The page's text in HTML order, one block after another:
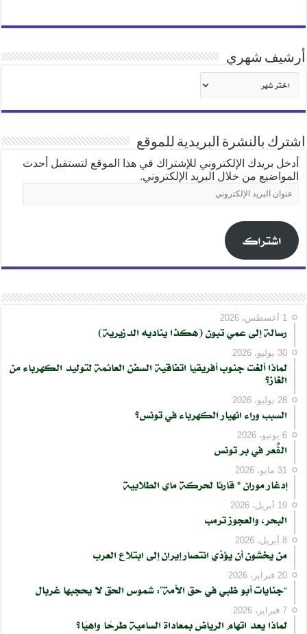
أرشيف شهري
شهري
اشترك بالنشرة البريدية للموقع
أدخل بريدك الإلكتروني للإشتراك في هذا الموقع لتستقبل أحدث
المواضيع من خلال البريد الإلكتروني.
عنوان
البريد
اشتراك
1 أغسطس، 2026
رسالة إلى عمي تبون (هكذا يناديه الدزيرية)
30 يوليو، 2026
لماذا ألغت جنوب أفريقيا اتفاقية السفن العائمة لتوليد الكهرباء من
الغاز؟
28 يوليو، 2026
السبب وراء انهيار الكهرباء في تونس؟
6 يونيو، 2026
الڨُعر في بر تونس
31 مايو، 2026
إدغار موران * قارئا لحركة ماي الطلابية
19 أبريل، 2026
البحر، والعجوز ترمب
8 أبريل، 2026
من يخشون أن يؤدّي انتصار إيران إلى ابتلاع العرب
20 فبراير، 2026
“جنايات أبو ظبي في حق الأمة”: شموس الحق لا يحجبها غربال
7 فبراير، 2026
لماذا يعد اتهام الرياض بمعاداة السامية طرحًا واهيًا؟